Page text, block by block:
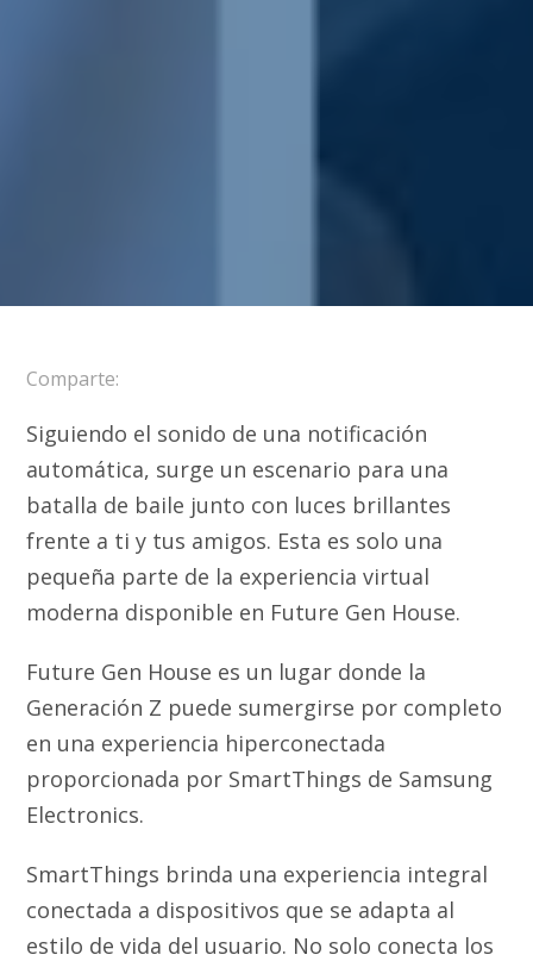
Comparte:
Siguiendo el sonido de una notificación
automática, surge un escenario para una
batalla de baile junto con luces brillantes
frente a ti y tus amigos. Esta es solo una
pequeña parte de la experiencia virtual
moderna disponible en Future Gen House.
Future Gen House es un lugar donde la
Generación Z puede sumergirse por completo
en una experiencia hiperconectada
proporcionada por SmartThings de Samsung
Electronics.
SmartThings brinda una experiencia integral
conectada a dispositivos que se adapta al
estilo de vida del usuario. No solo conecta los